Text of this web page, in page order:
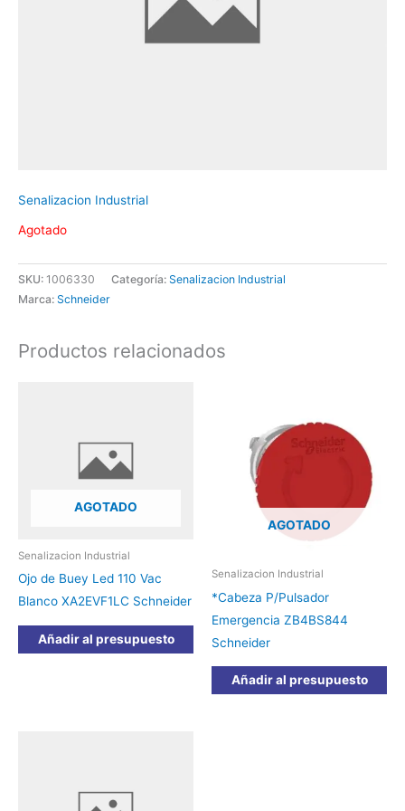
Senalizacion Industrial
Agotado
SKU: 1006330 Categoría: Senalizacion Industrial
Marca: Schneider
Productos relacionados
AGOTADO
Senalizacion Industrial
Ojo de Buey Led 110 Vac
Blanco XA2EVF1LC Schneider
Añadir al presupuesto
AGOTADO
Senalizacion Industrial
*Cabeza P/Pulsador
Emergencia ZB4BS844
Schneider
Añadir al presupuesto